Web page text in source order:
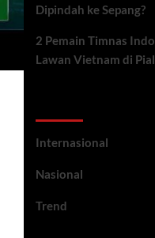
Dipindah ke Sepang?
2 Pemain Timnas
Lawan Vietnam di
Internasional
Nasional
Trend